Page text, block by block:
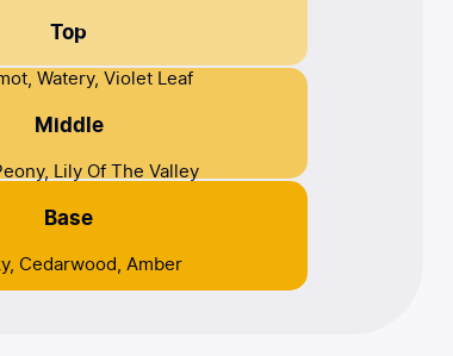
Top
Watery, Violet Leaf
Middle
Lily Of The Valley
Base
Cedarwood, Amber